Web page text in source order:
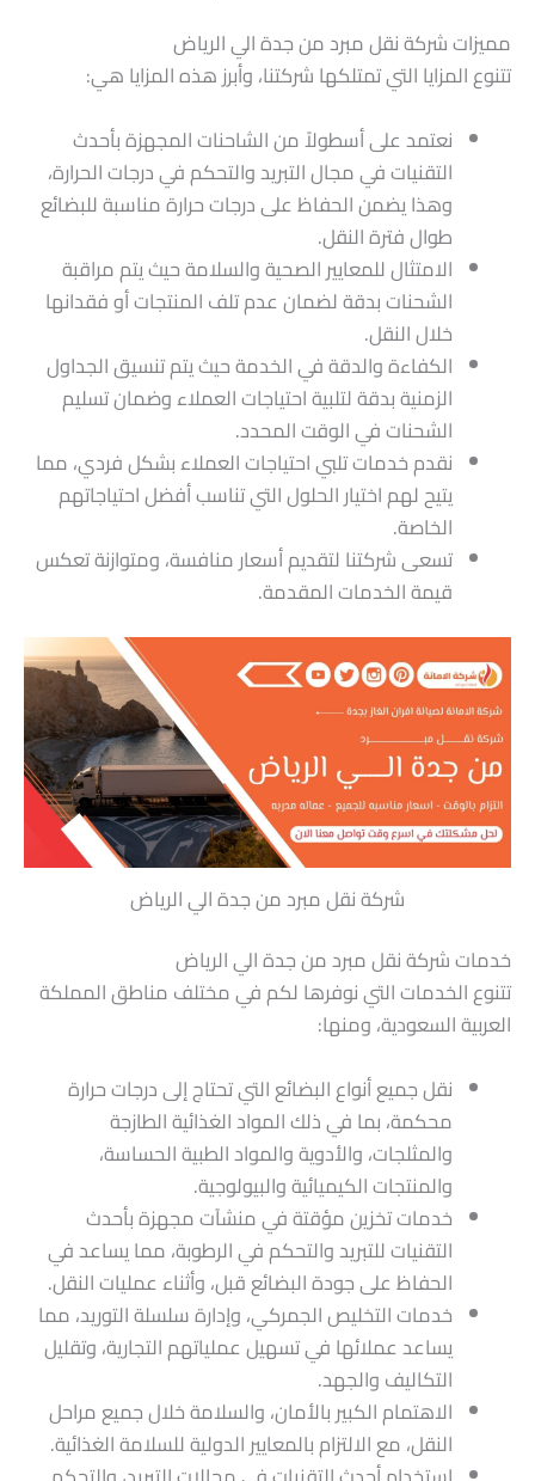
مميزات شركة نقل مبرد من جدة الي الرياض
تتنوع المزايا التي تمتلكها شركتنا، وأبرز هذه المزايا هي:
نعتمد على أسطولاً من الشاحنات المجهزة بأحدث
التقنيات في مجال التبريد والتحكم في درجات الحرارة،
وهذا يضمن الحفاظ على درجات حرارة مناسبة للبضائع
طوال فترة النقل.
الامتثال للمعايير الصحية والسلامة حيث يتم مراقبة
الشحنات بدقة لضمان عدم تلف المنتجات أو فقدانها
خلال النقل.
الكفاءة والدقة في الخدمة حيث يتم تنسيق الجداول
الزمنية بدقة لتلبية احتياجات العملاء وضمان تسليم
الشحنات في الوقت المحدد.
نقدم خدمات تلبي احتياجات العملاء بشكل فردي، مما
يتيح لهم اختيار الحلول التي تناسب أفضل احتياجاتهم
الخاصة.
تسعى شركتنا لتقديم أسعار منافسة، ومتوازنة تعكس
قيمة الخدمات المقدمة.
شركة نقل مبرد من جدة الي الرياض
خدمات شركة نقل مبرد من جدة الي الرياض
تتنوع الخدمات التي نوفرها لكم في مختلف مناطق المملكة
العربية السعودية، ومنها:
نقل جميع أنواع البضائع التي تحتاج إلى درجات حرارة
محكمة، بما في ذلك المواد الغذائية الطازجة
والمثلجات، والأدوية والمواد الطبية الحساسة،
والمنتجات الكيميائية والبيولوجية.
خدمات تخزين مؤقتة في منشآت مجهزة بأحدث
التقنيات للتبريد والتحكم في الرطوبة، مما يساعد في
الحفاظ على جودة البضائع قبل، وأثناء عمليات النقل.
خدمات التخليص الجمركي، وإدارة سلسلة التوريد، مما
يساعد عملائها في تسهيل عملياتهم التجارية، وتقليل
التكاليف والجهد.
الاهتمام الكبير بالأمان، والسلامة خلال جميع مراحل
النقل، مع الالتزام بالمعايير الدولية للسلامة الغذائية.